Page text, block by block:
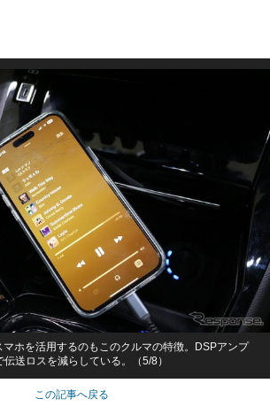
ホを活用するのもこのクルマの特徴。DSPアンプ
送ロスを減らしている。（5/8）
この記事へ戻る